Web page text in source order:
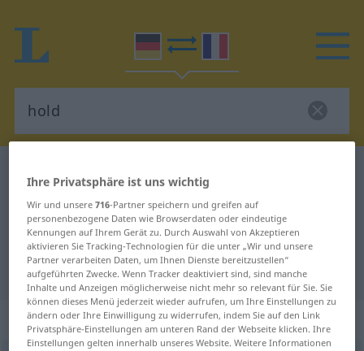
Deutsch-Französisch Übersetzung
für "hold"
"hold" Französisch Übersetzung
„hold“: Adjektiv
Ihre Privatsphäre ist uns wichtig
Wir und unsere716-Partner speichern und greifen auf
personenbezogene Daten wie Browserdaten oder eindeutige
Kennungen auf Ihrem Gerät zu. Durch Auswahl von Akzeptieren
aktivieren Sie Tracking-Technologien für die unter „Wir und unsere
Partner verarbeiten Daten, um Ihnen Dienste bereitzustellen“
aufgeführten Zwecke. Wenn Tracker deaktiviert sind, sind manche
Inhalte und Anzeigen möglicherweise nicht mehr so relevant für Sie. Sie
können dieses Menü jederzeit wieder aufrufen, um Ihre Einstellungen zu
ändern oder Ihre Einwilligung zu widerrufen, indem Sie auf den Link
Privatsphäre-Einstellungen am unteren Rand der Webseite klicken. Ihre
Einstellungen gelten innerhalb unseres Website. Weitere Informationen